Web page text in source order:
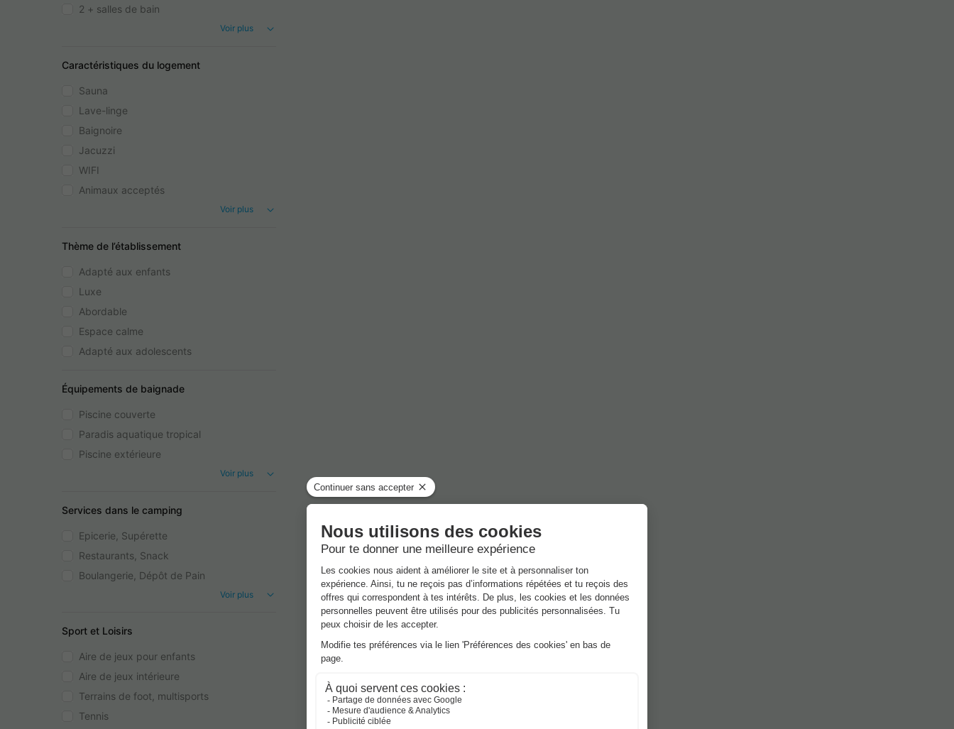
2 + salles de bain
Voir plus
Caractéristiques du logement
Sauna
Lave-linge
Baignoire
Jacuzzi
WIFI
Animaux acceptés
Voir plus
Thème de l’établissement
Adapté aux enfants
Luxe
Abordable
Espace calme
Adapté aux adolescents
Équipements de baignade
Piscine couverte
Paradis aquatique tropical
Piscine extérieure
Voir plus
Services dans le camping
Epicerie, Supérette
Restaurants, Snack
Boulangerie, Dépôt de Pain
Voir plus
Sport et Loisirs
Aire de jeux pour enfants
Aire de jeux intérieure
Terrains de foot, multisports
Tennis